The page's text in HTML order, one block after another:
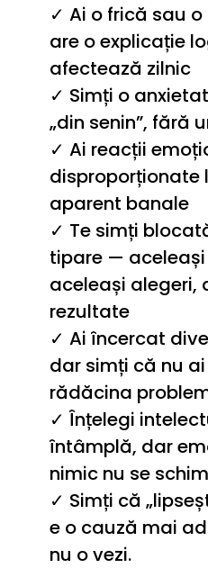
✓ Ai o frică sau
are o explicație
afectează zilnic
✓ Simți o
„din senin”, fără
✓ Ai reacții
disproporționate
aparent banale
✓ Te simți
tipare — aceleași
aceleași alegeri,
rezultate
✓ Ai încercat
dar simți că nu
rădăcina
✓ Înțelegi
întâmplă, dar
nimic nu se
✓ Simți că
e o cauză mai
nu o vezi.